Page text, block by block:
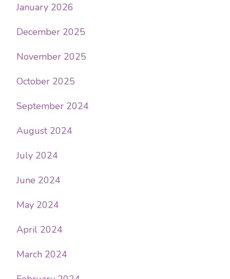
January 2026
December 2025
November 2025
October 2025
September 2024
August 2024
July 2024
June 2024
May 2024
April 2024
March 2024